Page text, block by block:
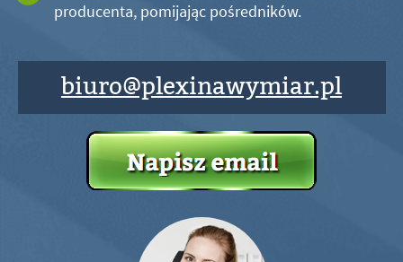
producenta, pomijając pośredników.
biuro@plexinawymiar.pl